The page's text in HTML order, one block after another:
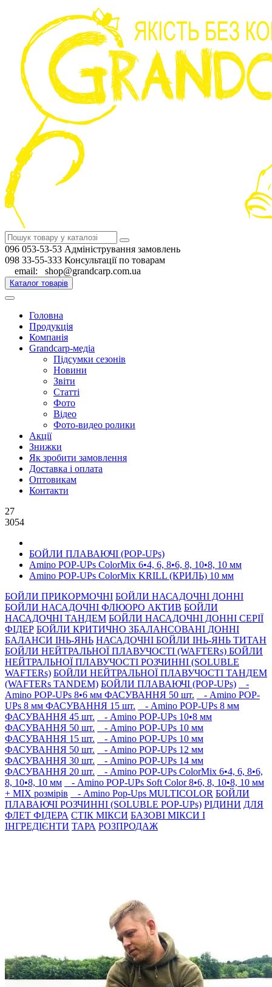
096 053-53-53 Адміністрування замовлень
098 33-55-333 Консультації по товарам
email: shop@grandcarp.com.ua
Каталог товарів
Головна
Продукція
Компанія
Grandcarp-медіа
Підсумки сезонів
Новини
Звіти
Статті
Фото
Відео
Фото-видео ролики
Акції
Знижки
Як зробити замовлення
Доставка і оплата
Оптовикам
Контакти
27
3054
БОЙЛИ ПЛАВАЮЧІ (POP-UPs)
Amino POP-UPs ColorMix 6•4, 6, 8•6, 8, 10•8, 10 мм
Amino POP-UPs ColorMix KRILL (КРИЛЬ) 10 мм
БОЙЛИ ПРИКОРМОЧНI БОЙЛИ НАСАДОЧНI ДОННI
БОЙЛИ НАСАДОЧНІ ФЛЮОРО АКТИВ БОЙЛИ
НАСАДОЧНІ ТАНДЕМ БОЙЛИ НАСАДОЧНI ДОННI СЕРIÏ
ФIДЕР БОЙЛИ КРИТИЧНО ЗБАЛАНСОВАНІ ДОННІ
БАЛАНСИ ІНЬ-ЯНЬ НАСАДОЧНІ БОЙЛИ ІНЬ-ЯНЬ ТИТАН
БОЙЛИ НЕЙТРАЛЬНОÏ ПЛАВУЧОСТI (WAFTERs) БОЙЛИ
НЕЙТРАЛЬНОЇ ПЛАВУЧОСТІ РОЗЧИННІ (SOLUBLE
WAFTERs) БОЙЛИ НЕЙТРАЛЬНОЇ ПЛАВУЧОСТІ ТАНДЕМ
(WAFTERs TANDEM) БОЙЛИ ПЛАВАЮЧІ (POP-UPs)
-
Amino POP-UPs 8•6 мм ФАСУВАННЯ 50 шт.
- Amino POP-
UPs 8 мм ФАСУВАННЯ 15 шт.
- Amino POP-UPs 8 мм
ФАСУВАННЯ 45 шт.
- Amino POP-UPs 10•8 мм
ФАСУВАННЯ 50 шт.
- Amino POP-UPs 10 мм
ФАСУВАННЯ 15 шт.
- Amino POP-UPs 10 мм
ФАСУВАННЯ 50 шт.
- Amino POP-UPs 12 мм
ФАСУВАННЯ 30 шт.
- Amino POP-UPs 14 мм
ФАСУВАННЯ 20 шт.
- Amino POP-UPs ColorMix 6•4, 6, 8•6,
8, 10•8, 10 мм
- Amino POP-UPs Soft Color 8•6, 8, 10•8, 10 мм
+ MIX розмірів
- Amino Pop-Ups MULTICOLOR БОЙЛИ
ПЛАВАЮЧI РОЗЧИННI (SOLUBLE POP-UPs) РIДИНИ ДЛЯ
ФЛЕТ ФІДЕРА СТIК МIКСИ БАЗОВІ МІКСИ І
ІНГРЕДІЄНТИ ТАРА РОЗПРОДАЖ